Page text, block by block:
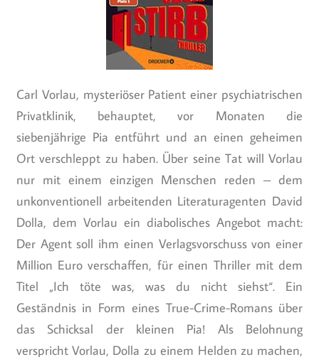
Carl Vorlau, mysteriöser Patient einer psychiatrischen
Privatklinik, behauptet, vor Monaten die
siebenjährige Pia entführt und an einen geheimen
Ort verschleppt zu haben. Über seine Tat will Vorlau
nur mit einem einzigen Menschen reden – dem
unkonventionell arbeitenden Literaturagenten David
Dolla, dem Vorlau ein diabolisches Angebot macht:
Der Agent soll ihm einen Verlagsvorschuss von einer
Million Euro verschaffen, für einen Thriller mit dem
Titel „Ich töte was, was du nicht siehst“. Ein
Geständnis in Form eines True-Crime-Romans über
das Schicksal der kleinen Pia! Als Belohnung
verspricht Vorlau, Dolla zu einem Helden zu machen,